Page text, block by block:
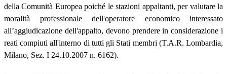
della Comunità Europea poiché le stazioni appaltanti, per valutare la
moralità professionale dell'operatore economico interessato
all’aggiudicazione dell'appalto, devono prendere in considerazione i
reati compiuti all'interno di tutti gli Stati membri (T.A.R. Lombardia,
Milano, Sez. I 24.10.2007 n. 6162).